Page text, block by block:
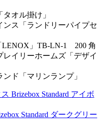
オル掛け」
ス「ランドリーパイプセ
LENOX」TB-LN-1 200 角
イリーホームズ「デザイ
ド「マリンランプ」
Brizebox Standard アイボ
Standard ダークグリー